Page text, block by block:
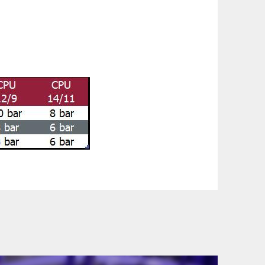
okból kifolyólag a szállítás
díjat a vásárlás folyamata során